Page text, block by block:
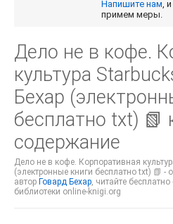
Напишите нам,
примем меры.
Дело не в кофе.
культура
Бехар
бесплатно txt) 📗
содержание
Дело не в кофе. Корпоративная
(электронные книги бесплатно txt) 📗 -
автор Говард Бехар, читайте
библиотеки online-knigi.org